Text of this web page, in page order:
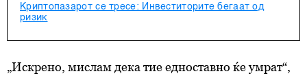
Криптопазарот се тресе: Инвеститорите бегаат од
ризик
„Искрено, мислам дека тие едноставно ќе умрат“,